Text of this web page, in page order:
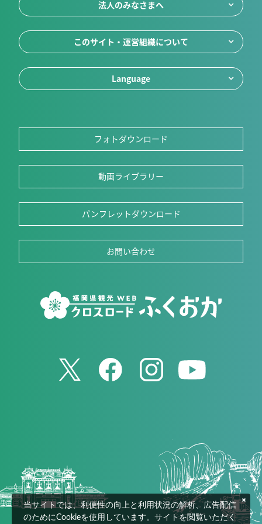
法人のみなさまへ
このサイト・運営組織について
Language
フォトダウンロード
動画ライブラリー
パンフレットダウンロード
お問い合わせ
当サイトでは、利便性の向上と利用状況の解析、広告配信
のためにCookieを使用しています。サイトを閲覧いただく